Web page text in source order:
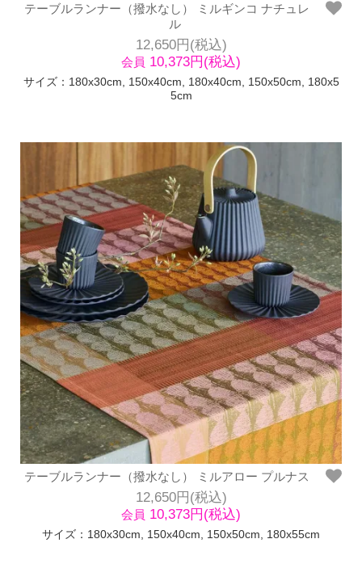
テーブルランナー（撥水なし） ミルギンコ ナチュレ
ル
12,650円(税込)
会員 10,373円(税込)
サイズ：180x30cm, 150x40cm, 180x40cm, 150x50cm, 180x5
5cm
テーブルランナー（撥水なし） ミルアロー プルナス
12,650円(税込)
会員 10,373円(税込)
サイズ：180x30cm, 150x40cm, 150x50cm, 180x55cm